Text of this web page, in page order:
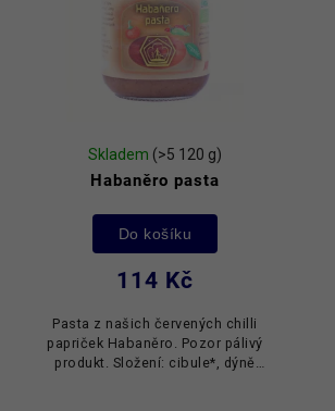
Habaněro pasta
Skladem (>5 120 g)
114 Kč
Do košíku
Pasta z našich červených chilli
papriček Habaněro. Pozor pálivý
produkt. Složení: cibule*, dýně